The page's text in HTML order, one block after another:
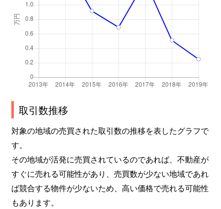
取引数推移
対象の地域の売買された取引数の推移を表したグラフで
す。
その地域が活発に売買されているのであれば、不動産が
すぐに売れる可能性があり、売買数が少ない地域であれ
ば競合する物件が少ないため、高い価格で売れる可能性
もあります。